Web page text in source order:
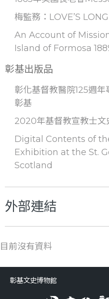
梅監務：LOVE’S
An Account of
Island of Formosa
彰基出版品
彰化基督教醫院125週
彰基
2020年基督教宣教士文
Digital Contents of
Exhibition at the St.
Scotland
外部連結
目前沒有資料
彰基文史博物館